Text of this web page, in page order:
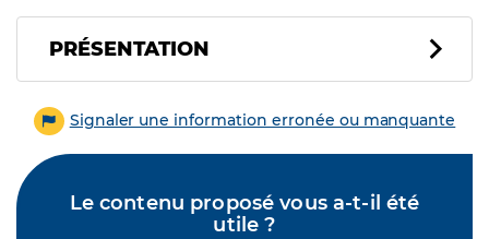
PRÉSENTATION
Signaler une information erronée ou manquante
Le contenu proposé vous a-t-il été
utile ?